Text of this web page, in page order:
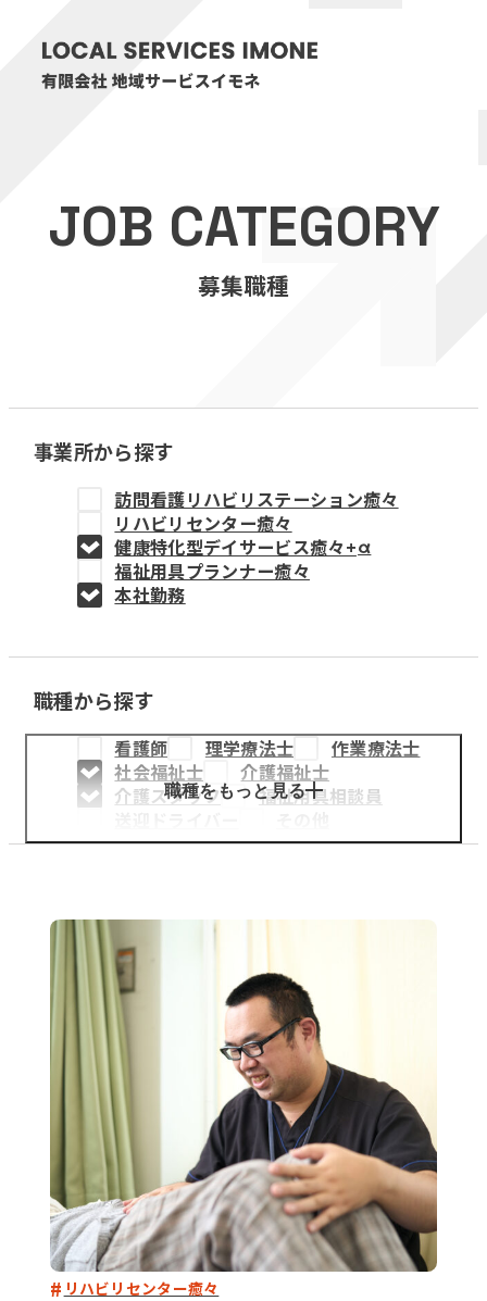
医療・介護事業
訪問看護リハビリステーション癒々
福祉用具プランナー癒々
教育事業
姫路中央こども園
姫路中央保育園
採用情報
医療・介護事業
募集職種
お知らせ
ENTRY
JOB CATEGORY
募集職種
事業所から探す
訪問看護リハビリステーション癒々
リハビリセンター癒々
健康特化型デイサービス癒々+α
福祉用具プランナー癒々
本社勤務
職種から探す
看護師 理学療法士
作業療法士
社会福祉士
介護福祉士
介護スタッフ
福祉用具相談員
職種をもっと見る
リハビリセンター癒々